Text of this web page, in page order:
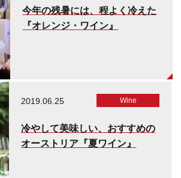
今年の残暑には、程よく冷えた
『オレンジ・ワイン』
2019.06.25 Wine
冷やして美味しい、おすすめの
オーストリア『夏ワイン』